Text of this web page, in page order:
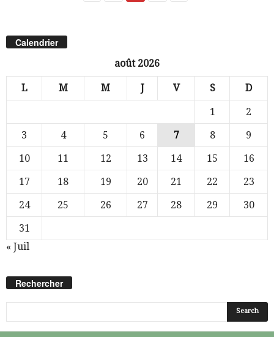
Calendrier
août 2026
L M M J V S D
1
2
3
4 5 6 7 8
9
10
11 12 13 14 15
16
17
18 19 20 21 22
23
24
25 26 27 28 29
30
31
« Juil
Rechercher